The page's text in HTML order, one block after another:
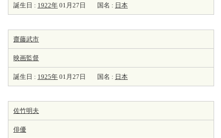
誕生日 : 1922年 01月27日 国名 : 日本
齋藤武市
映画監督
誕生日 : 1925年 01月27日 国名 : 日本
佐竹明夫
俳優